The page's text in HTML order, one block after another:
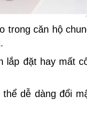
trong căn hộ
lắp đặt hay mất
dễ dàng đổi